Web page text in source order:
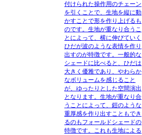
付けられた操作用のチェーン
を引くことで、生地を縦に動
かすことで形を作り上げるも
のです。生地が重なり合うこ
とによって、横に伸びていく
ひだが波のような表情を作り
出すのが特徴です。一般的な
シェードに比べると、ひだは
大きく優雅であり、やわらか
なボリュームを感じること
が、ゆったりとした空間演出
となります。生地が重なり合
うことによって、 鎧のような
重厚感を作り出すこともでき
るのもフォールドシェードの
特徴です。これも生地による